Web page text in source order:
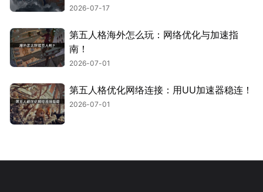
2026-07-17
第五人格海外怎么玩：网络优化与加速指
南！
2026-07-01
第五人格优化网络连接：用UU加速器稳连！
2026-07-01